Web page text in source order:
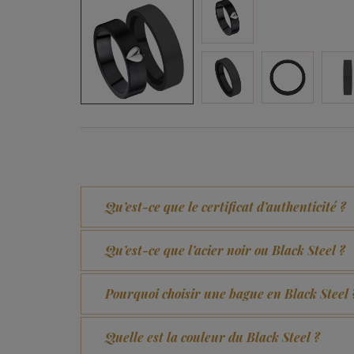
Qu’est-ce que le certificat d’authenticité ?
Qu’est-ce que l’acier noir ou Black Steel ?
Pourquoi choisir une bague en Black Steel
Quelle est la couleur du Black Steel ?